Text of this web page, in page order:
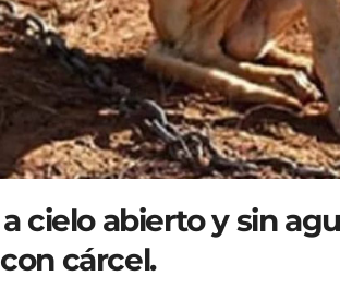
cielo abierto y sin
cárcel.